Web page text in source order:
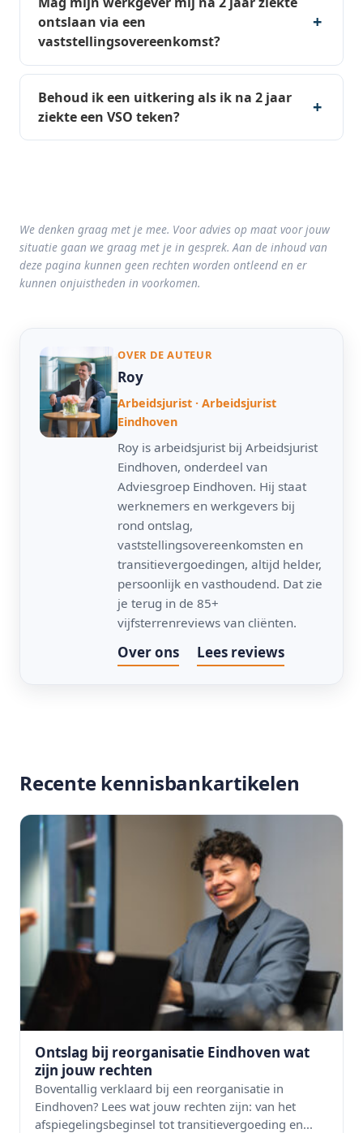
ontslaan via een
vaststellingsovereenkomst?
Behoud ik een uitkering als ik na 2 jaar
ziekte een VSO teken?
We denken graag met je mee. Voor advies op maat voor jouw
situatie gaan we graag met je in gesprek. Aan de inhoud van
deze pagina kunnen geen rechten worden ontleend en er
kunnen onjuistheden in voorkomen.
OVER DE AUTEUR
Roy
Arbeidsjurist · Arbeidsjurist
Eindhoven
Roy is arbeidsjurist bij Arbeidsjurist
Eindhoven, onderdeel van
Adviesgroep Eindhoven. Hij staat
werknemers en werkgevers bij
rond ontslag,
vaststellingsovereenkomsten en
transitievergoedingen, altijd helder,
persoonlijk en vasthoudend. Dat zie
je terug in de 85+
vijfsterrenreviews van cliënten.
Over ons Lees reviews
Recente kennisbankartikelen
Ontslag bij reorganisatie Eindhoven wat
zijn jouw rechten
Boventallig verklaard bij een reorganisatie in
Eindhoven? Lees wat jouw rechten zijn: van het
afspiegelingsbeginsel tot transitievergoeding en...